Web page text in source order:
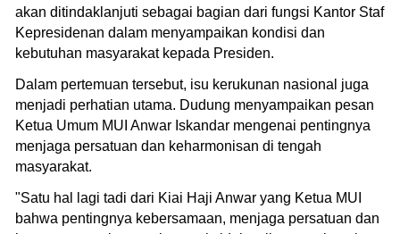
akan ditindaklanjuti sebagai bagian dari fungsi Kantor Staf
Kepresidenan dalam menyampaikan kondisi dan
kebutuhan masyarakat kepada Presiden.
Dalam pertemuan tersebut, isu kerukunan nasional juga
menjadi perhatian utama. Dudung menyampaikan pesan
Ketua Umum MUI Anwar Iskandar mengenai pentingnya
menjaga persatuan dan keharmonisan di tengah
masyarakat.
"Satu hal lagi tadi dari Kiai Haji Anwar yang Ketua MUI
bahwa pentingnya kebersamaan, menjaga persatuan dan